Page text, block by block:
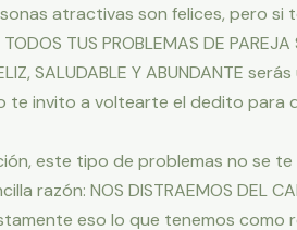
atractivas son felices, pero si
TUS PROBLEMAS DE
Y ABUNDANTE serás
te invito a voltearte el dedito para
este tipo de problemas no se
NOS DISTRAEMOS DEL
eso lo que tenemos como